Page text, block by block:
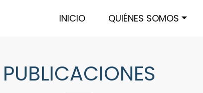
INICIO QUIÉNES SOMOS
PUBLICACIONES